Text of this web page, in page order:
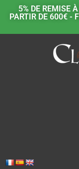
5% DE REMISE
PARTIR DE 600€ -